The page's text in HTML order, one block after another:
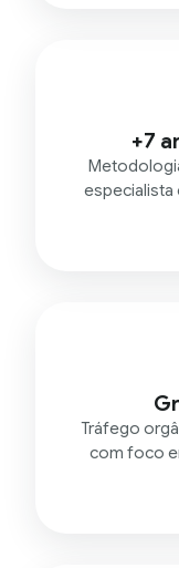
+7
especialista
Tráfego
com foco